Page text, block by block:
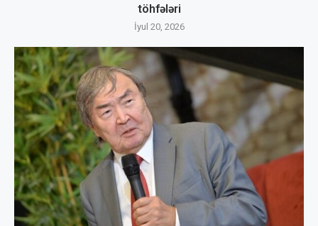
töhfələri
İyul 20, 2026